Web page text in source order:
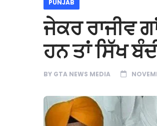
PUNJAB
ਜੇਕਰ ਰਾਜੀਵ
ਹਨ ਤਾਂ ਸਿੱਖ
BY GTA NEWS MEDIA